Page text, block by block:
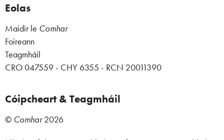
Eolas
Maidir le Comhar
Foireann
Teagmháil
CRO 047559 - CHY 6355 - RCN 20011390
Cóipcheart & Teagmháil
© Comhar2026